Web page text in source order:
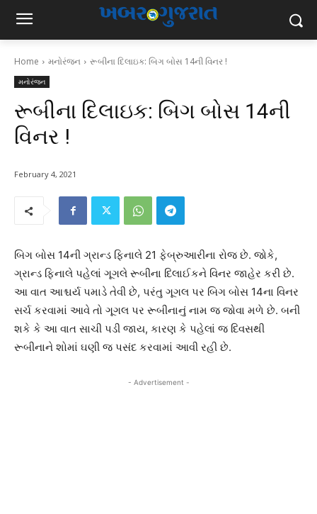
Home મનોરંજન રૂબીના દિલાઇક: બિગ બોસ 14ની વિનર !
મનોરંજન
રૂબીના દિલાઇક: બિગ બોસ 14ની
વિનર !
February 4, 2021
બિગ બોસ 14ની ગ્રાન્ડ ફિનાલે 21 ફેબ્રુઆરીના રોજ છે. જોકે,
ગ્રાન્ડ ફિનાલે પહેલાં ગૂગલે રૂબીના દિલાઈકને વિનર જાહેર કરી છે.
આ વાત આશ્ચર્ય પમાડે તેવી છે, પરંતુ ગૂગલ પર બિગ બોસ 14ના વિનર
સર્ચ કરવામાં આવે તો ગૂગલ પર રૂબીનાનું નામ જ જોવા મળે છે. બની
શકે કે આ વાત સાચી પડી જાય, કારણ કે પહેલાં જ દિવસથી
રૂબીનાને શોમાં ઘણી જ પસંદ કરવામાં આવી રહી છે.
- Advertisement -